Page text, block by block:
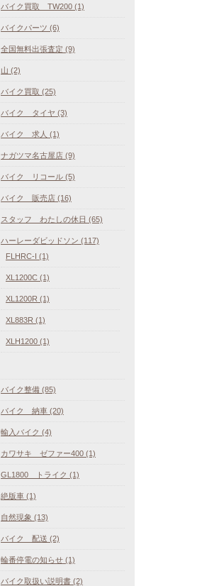
バイク買取 TW200 (1)
バイクパーツ (6)
全国無料出張査定 (9)
山 (2)
バイク買取 (25)
バイク タイヤ (3)
バイク 求人 (1)
ナガツマ名古屋店 (9)
バイク リコール (5)
バイク 販売店 (16)
スタッフ わたしの休日 (65)
ハーレーダビッドソン (117)
FLHRC-I (1)
XL1200C (1)
XL1200R (1)
XL883R (1)
XLH1200 (1)
バイク整備 (85)
バイク 納車 (20)
輸入バイク (4)
カワサキ ゼファー400 (1)
GL1800 トライク (1)
絶版車 (1)
自然現象 (13)
バイク 配送 (2)
輪番停電の知らせ (1)
バイク取扱い説明書 (2)